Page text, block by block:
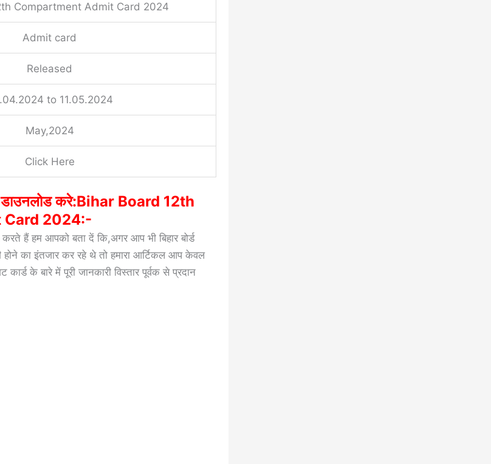
Compartment Admit Card 2024
Admit card
Released
to 11.05.2024
May,2024
Click Here
ऐसे डाउनलोड करे:Bihar Board 12th
Card 2024:-
करते हैं हम आपको बता दें कि,अगर आप भी बिहार बोर्ड
का इंतजार कर रहे थे तो हमारा आर्टिकल आप केवल
के बारे में पूरी जानकारी विस्तार पूर्वक से प्रदान